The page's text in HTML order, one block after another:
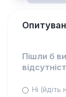
Пішли б
Ні